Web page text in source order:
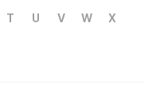
T U V W
X